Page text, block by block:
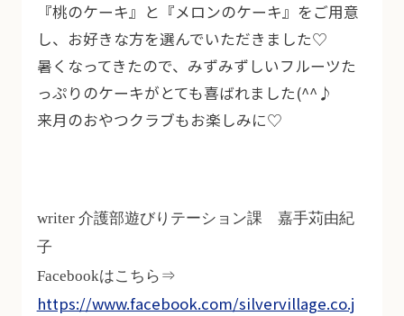
『桃のケーキ』と『メロンのケーキ』をご用意
し、お好きな方を選んでいただきました♡
暑くなってきたので、みずみずしいフルーツた
っぷりのケーキがとても喜ばれました(^^♪
来月のおやつクラブもお楽しみに♡
writer 介護部遊びりテーション課 嘉手苅由紀
子
Facebookはこちら⇒
https://www.facebook.com/silvervillage.co.j